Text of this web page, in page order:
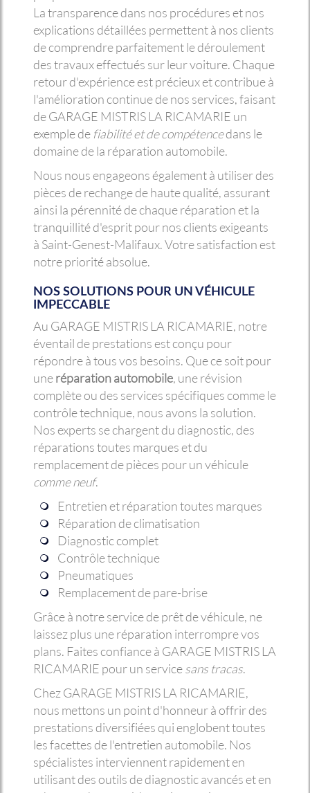
La transparence dans nos procédures et nos
explications détaillées permettent à nos clients
de comprendre parfaitement le déroulement
des travaux effectués sur leur voiture. Chaque
retour d'expérience est précieux et contribue à
l'amélioration continue de nos services, faisant
de GARAGE MISTRIS LA RICAMARIE un
exemple de fiabilité et de compétencedans le
domaine de la réparation automobile.
Nous nous engageons également à utiliser des
pièces de rechange de haute qualité, assurant
ainsi la pérennité de chaque réparation et la
tranquillité d'esprit pour nos clients exigeants
à Saint-Genest-Malifaux. Votre satisfaction est
notre priorité absolue.
NOS SOLUTIONS POUR UN VÉHICULE
IMPECCABLE
Au GARAGE MISTRIS LA RICAMARIE, notre
éventail de prestations est conçu pour
répondre à tous vos besoins. Que ce soit pour
uneréparation automobile, une révision
complète ou des services spécifiques comme le
contrôle technique, nous avons la solution.
Nos experts se chargent du diagnostic, des
réparations toutes marques et du
remplacement de pièces pour un véhicule
comme neuf.
Entretien et réparation toutes marques
Réparation de climatisation
Diagnostic complet
Contrôle technique
Pneumatiques
Remplacement de pare-brise
Grâce à notre service de prêt de véhicule, ne
laissez plus une réparation interrompre vos
plans. Faites confiance à GARAGE MISTRIS LA
RICAMARIE pour un servicesans tracas.
Chez GARAGE MISTRIS LA RICAMARIE,
nous mettons un point d'honneur à offrir des
prestations diversifiées qui englobent toutes
les facettes de l'entretien automobile. Nos
spécialistes interviennent rapidement en
utilisant des outils de diagnostic avancés et en